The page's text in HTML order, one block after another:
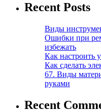
Recent Posts
Виды
Ошибки при
избежать
Как настроить
Как сделать
67. Виды
руками
Recent